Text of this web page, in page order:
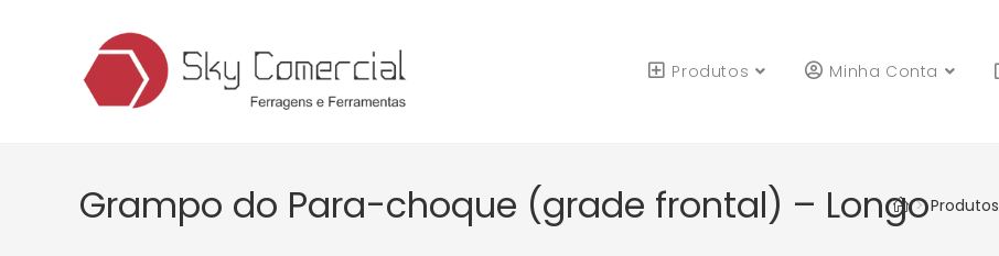
Produtos Minha Conta
Grampo do Para-choque (grade frontal) – Longo
> Produtos